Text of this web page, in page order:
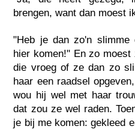
brengen, want dan moest
"Heb je dan zo'n slimme
hier komen!" En zo
die vroeg of ze dan zo
haar een raadsel
wou hij wel met haar
dat zou ze wel raden.
je bij me komen: gekleed